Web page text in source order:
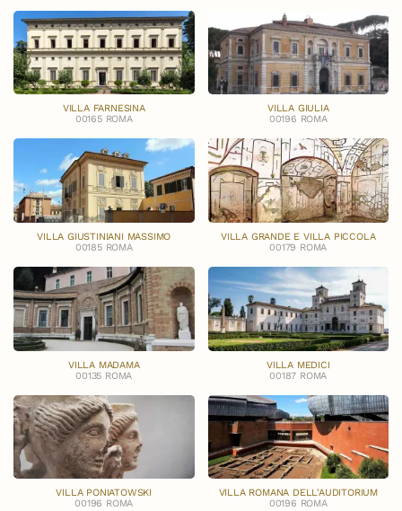
VILLA FARNESINA
00165 ROMA
VILLA GIULIA
00196 ROMA
VILLA GIUSTINIANI MASSIMO
00185 ROMA
VILLA GRANDE E VILLA PICCOLA
00179 ROMA
VILLA MADAMA
00135 ROMA
VILLA MEDICI
00187 ROMA
VILLA PONIATOWSKI
00196 ROMA
VILLA ROMANA DELL'AUDITORIUM
00196 ROMA